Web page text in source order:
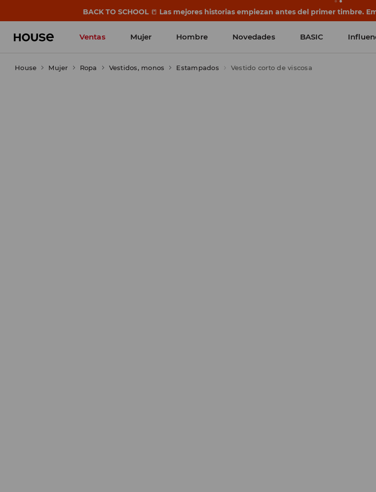
BACK TO SCHOOL 📒 Las mejores historias empiezan antes del primer timbre.
Ventas Mujer Hombre Novedades BASIC
House Mujer Ropa Vestidos, monos Estampados Vestido corto de viscosa